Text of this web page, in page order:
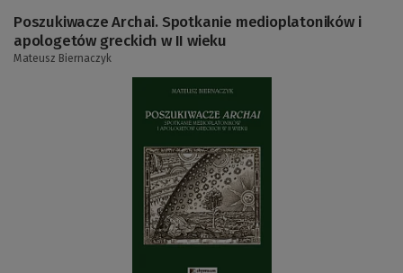
Poszukiwacze Archai. Spotkanie medioplatoników i
apologetów greckich w II wieku
Mateusz Biernaczyk